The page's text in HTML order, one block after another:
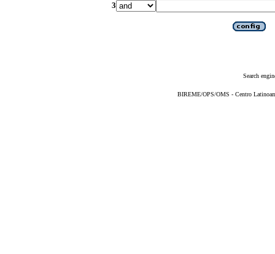
3
Search
BIREME/OPS/OMS - Centro